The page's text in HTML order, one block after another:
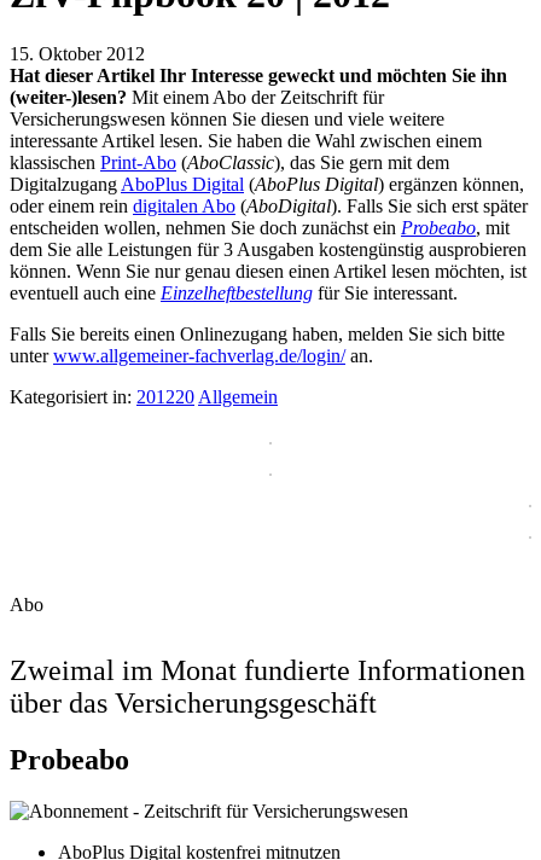
15. Oktober 2012
Hat dieser Artikel Ihr Interesse geweckt und möchten Sie ihn
(weiter-)lesen? Mit einem Abo der Zeitschrift für
Versicherungswesen können Sie diesen und viele weitere
interessante Artikel lesen. Sie haben die Wahl zwischen einem
klassischen Print-Abo (AboClassic), das Sie gern mit dem
Digitalzugang AboPlus Digital (AboPlus Digital) ergänzen können,
oder einem rein digitalen Abo (AboDigital). Falls Sie sich erst später
entscheiden wollen, nehmen Sie doch zunächst ein Probeabo, mit
dem Sie alle Leistungen für 3 Ausgaben kostengünstig ausprobieren
können. Wenn Sie nur genau diesen einen Artikel lesen möchten, ist
eventuell auch eine Einzelheftbestellung für Sie interessant.
Falls Sie bereits einen Onlinezugang haben, melden Sie sich bitte
unterwww.allgemeiner-fachverlag.de/login/an.
Kategorisiert in: 201220 Allgemein
Abo
Zweimal im Monat fundierte Informationen
über das Versicherungsgeschäft
Probeabo
AboPlus Digital kostenfrei mitnutzen